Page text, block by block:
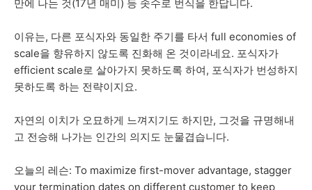
만에 나는 것(17년 매미) 등 솟수로 번식을 한답니다.
이유는, 다른 포식자와 동일한 주기를 타서 full economies of
scale을 향유하지 않도록 진화해 온 것이라네요. 포식자가
efficient scale로 살아가지 못하도록 하여, 포식자가 번성하지
못하도록 하는 전략이지요.
자연의 이치가 오묘하게 느껴지기도 하지만, 그것을 규명해내
고 전승해 나가는 인간의 의지도 눈물겹습니다.
오늘의 레슨: To maximize first-mover advantage, stagger
your termination dates on different customer to keep